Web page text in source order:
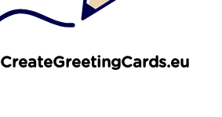
CreateGreetingCards.eu